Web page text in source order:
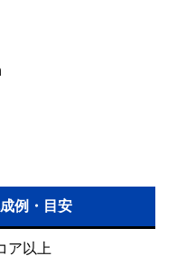
例・目安
ア以上